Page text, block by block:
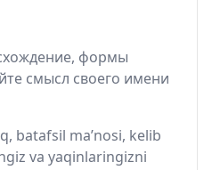
формы
смысл своего имени
batafsil ma’nosi, kelib
va yaqinlaringizni